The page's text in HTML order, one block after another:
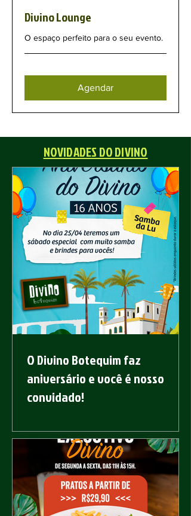
Divino Lounge
O espaço perfeito para o seu evento.
Agendar
NOVIDADES DO DIVINO
O Divino Botequim faz
aniversário e você é nosso
convidado!